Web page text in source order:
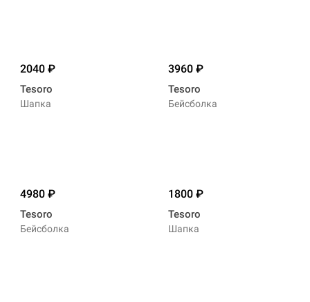
2040
Tesoro
Шапка
3960
Tesoro
Бейсболка
4980
Tesoro
Бейсболка
1800
Tesoro
Шапка